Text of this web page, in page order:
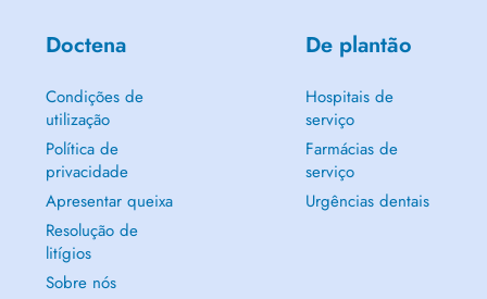
Doctena
Condições de
utilização
Política de
privacidade
Apresentar queixa
Resolução de
litígios
Sobre nós
De plantão
Hospitais de
serviço
Farmácias de
serviço
Urgências dentais